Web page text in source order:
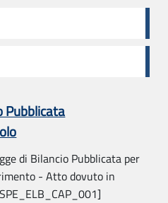
Pubblicata
di Bilancio Pubblicata per
- Atto dovuto in